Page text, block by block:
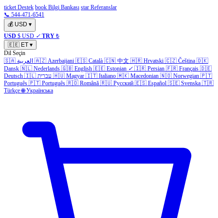
ticket Destek book Bilgi Bankası star Referanslar
📞 544-471-6541
💰 USD ▾
USD $ USD ✓ TRY ₺
🇪🇪 ET ▾
Dil Seçin
🇸🇦 العربية 🇦🇿 Azerbaijani 🇪🇸 Català 🇨🇳 中文 🇭🇷 Hrvatski 🇨🇿 Čeština 🇩🇰
Dansk 🇳🇱 Nederlands 🇬🇧 English 🇪🇪 Estonian ✓ 🇮🇷 Persian 🇫🇷 Français 🇩🇪
Deutsch 🇮🇱 עברית 🇭🇺 Magyar 🇮🇹 Italiano 🇲🇰 Macedonian 🇳🇴 Norwegian 🇵🇹
Português 🇵🇹 Português 🇷🇴 Română 🇷🇺 Русский 🇪🇸 Español 🇸🇪 Svenska 🇹🇷
Türkçe 🌐 Українська